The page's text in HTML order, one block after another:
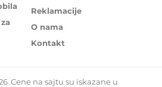
Reklamacije
O nama
Kontakt
Cene na sajtu su iskazane u